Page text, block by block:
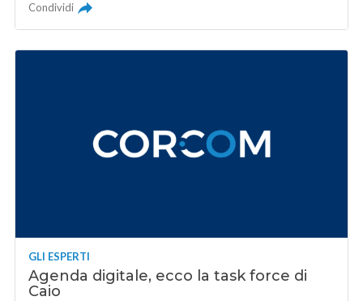
Condividi
GLI ESPERTI
Agenda digitale, ecco la task force di
Caio